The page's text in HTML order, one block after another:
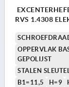
RVS 1.4308
OPPERVLAK
GEPOLIJST
STALEN
B1=11,5
H=9